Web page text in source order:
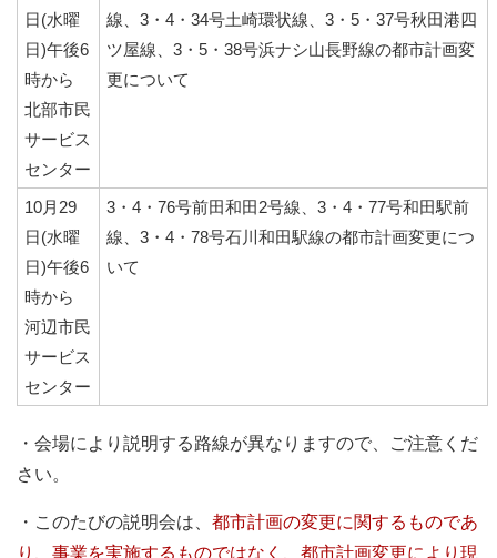
日(水曜
日)午後6
時から
北部市民
サービス
センター
線、3・4・34号土崎環状線、3・5・37号秋田港四
ツ屋線、3・5・38号浜ナシ山長野線の都市計画変
更について
10月29
日(水曜
日)午後6
時から
河辺市民
サービス
センター
3・4・76号前田和田2号線、3・4・77号和田駅前
線、3・4・78号石川和田駅線の都市計画変更につ
いて
・会場により説明する路線が異なりますので、ご注意くだ
さい。
・このたびの説明会は、 都市計画の変更に関するものであ
り、事業を実施するものではなく、都市計画変更により現